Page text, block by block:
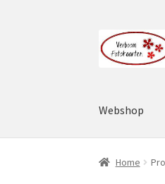
Ga
door
Ga
naar
Webshop
Home